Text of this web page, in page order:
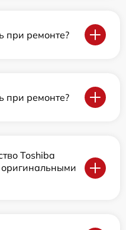
при ремонте?
при ремонте?
Toshiba
оригинальными